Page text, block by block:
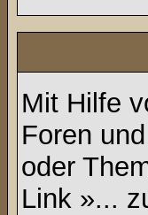
Mit Hilfe
Foren
oder
Link »...